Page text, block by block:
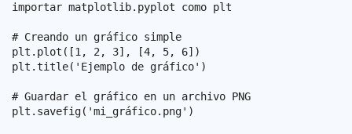
importar matplotlib.pyplot como plt
# Creando un gráfico simple
plt.plot([1, 2, 3], [4, 5, 6])
plt.title('Ejemplo de gráfico')
# Guardar el gráfico en un archivo PNG
plt.savefig('mi_gráfico.png')